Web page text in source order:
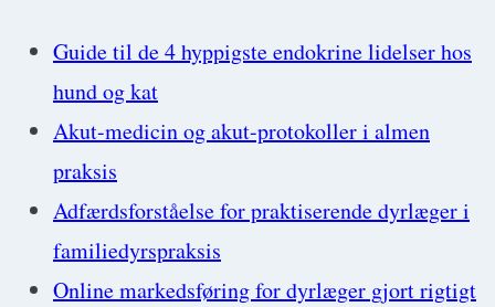
Guide til de 4 hyppigste endokrine lidelser hos
hund og kat
Akut-medicin og akut-protokoller i almen
praksis
Adfærdsforståelse for praktiserende dyrlæger i
familiedyrspraksis
Online markedsføring for dyrlæger gjort rigtigt